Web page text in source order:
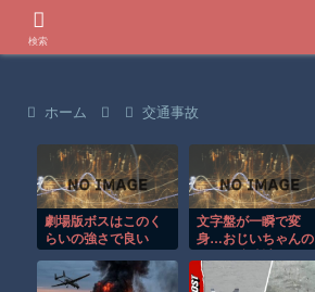
ホーム 交通事故
劇場版ボスはこのく
らいの強さで良い
文字盤が一瞬で変
身…おじいちゃんの
ンの塊だった！
検索